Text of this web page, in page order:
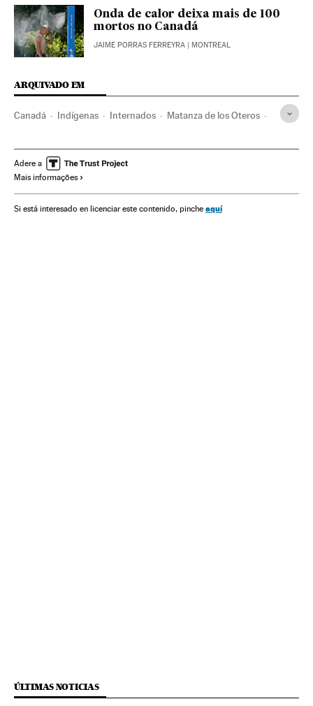
Onda de calor deixa mais de 100
mortos no Canadá
JAIME PORRAS FERREYRA | MONTREAL
ARQUIVADO EM
Canadá Indígenas Internados Matanza de los Oteros
Derechos humanos Niños
Adere a
Mais informações
Si está interesado en licenciar este contenido, pinche aquí
ÚLTIMAS NOTICIAS